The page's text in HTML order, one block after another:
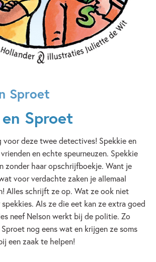
Sproet
Sproet
voor deze twee detectives! Spekkie en
en echte speurneuzen. Spekkie
zonder haar opschrijfboekje. Want je
voor verdachte zaken je allemaal
Alles schrijft ze op. Wat ze ook niet
Als ze die eet kan ze extra goed
neef Nelson werkt bij de politie. Zo
nog eens wat en krijgen ze soms
een zaak te helpen!